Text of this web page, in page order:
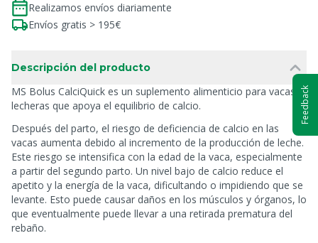
Realizamos envíos diariamente
Envíos gratis > 195€
Descripción del producto
MS Bolus CalciQuick es un suplemento alimenticio para vacas
lecheras que apoya el equilibrio de calcio.
Después del parto, el riesgo de deficiencia de calcio en las
vacas aumenta debido al incremento de la producción de leche.
Este riesgo se intensifica con la edad de la vaca, especialmente
a partir del segundo parto. Un nivel bajo de calcio reduce el
apetito y la energía de la vaca, dificultando o impidiendo que se
levante. Esto puede causar daños en los músculos y órganos, lo
que eventualmente puede llevar a una retirada prematura del
rebaño.
Feedback